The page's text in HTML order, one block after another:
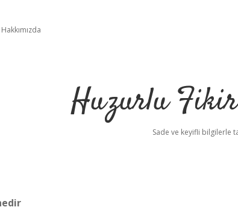
Hakkımızda
Huzurlu
Sade ve keyifli bilgilerle